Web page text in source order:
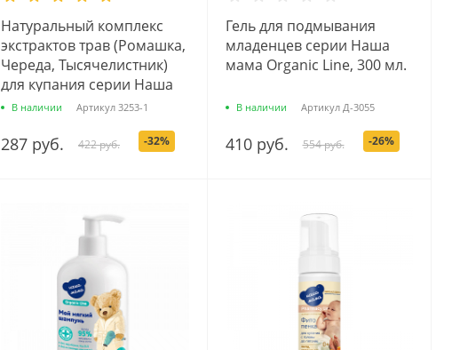
Натуральный комплекс
экстрактов трав (Ромашка,
Череда, Тысячелистник)
для купания серии Наша
мама, 250 мл.
В наличии Артикул 3253-1
287 руб. 422 руб. -32%
Гель для подмывания
младенцев серии Наша
мама Organic Line, 300 мл.
В наличии Артикул Д-3055
410 руб. 554 руб. -26%